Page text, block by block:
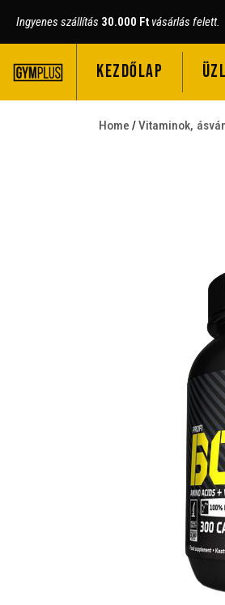
Ingyenes szállítás 30.000 Ft vásárlás felett.
KEZDŐLAP
Home /Vitaminok,